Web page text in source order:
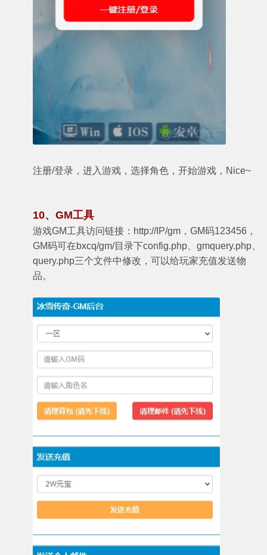
注册/登录，进入游戏，选择角色，开始游戏，Nice~
10、GM工具
游戏GM工具访问链接：http://IP/gm，GM码123456，
GM码可在bxcq/gm/目录下config.php、gmquery.php、
query.php​​三个文件中修改，可以给玩家充值发送物
品。